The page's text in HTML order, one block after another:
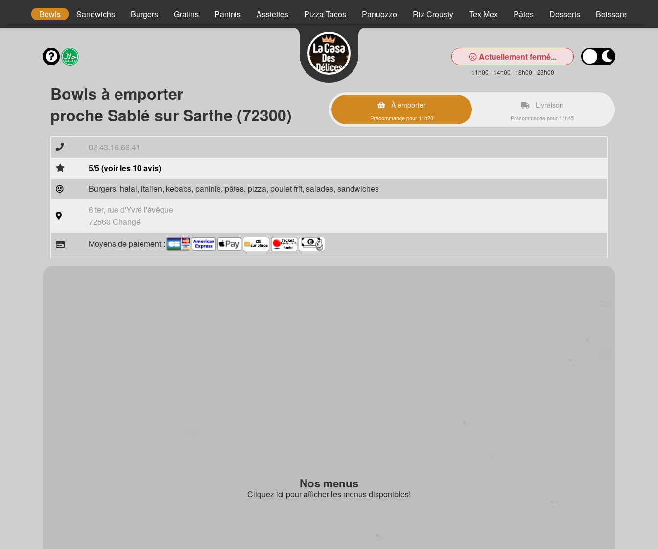
Bowls Sandwichs Burgers Gratins Paninis Assiettes Pizza Tacos Panuozzo Riz Crousty Tex Mex Pâtes Desserts Boissons
Actuellement fermé...
11h00 - 14h00 | 18h00 - 23h00
Bowls à emporter
proche Sablé sur Sarthe (72300)
À emporter
Précommande pour 11h20
Livraison
Précommande pour 11h45
02.43.16.66.41
5/5 (voir les 10 avis)
Burgers, halal, italien, kebabs, paninis, pâtes, pizza, poulet frit, salades, sandwiches
6 ter, rue d'Yvré l'évêque
72560 Changé
Moyens de paiement :
Nos menus
Cliquez ici pour afficher les menus disponibles!